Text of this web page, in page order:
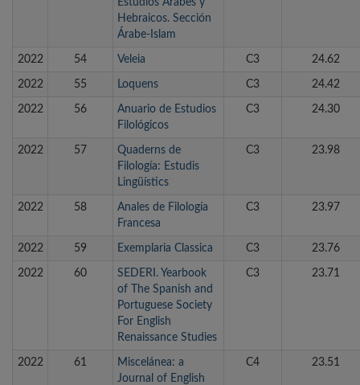
Estudios Árabes y
Hebraicos. Sección
Árabe-Islam
2022 54 Veleia C3 24.62
2022 55 Loquens C3 24.42
2022 56
Anuario de Estudios
Filológicos
C3 24.30
2022 57
Quaderns de
Filología: Estudis
Lingüístics
C3 23.98
2022 58
Anales de Filología
Francesa
C3 23.97
2022 59 Exemplaria Classica C3 23.76
2022 60
SEDERI. Yearbook
of The Spanish and
Portuguese Society
For English
Renaissance Studies
C3 23.71
2022 61
Miscelánea: a
Journal of English
C4 23.51